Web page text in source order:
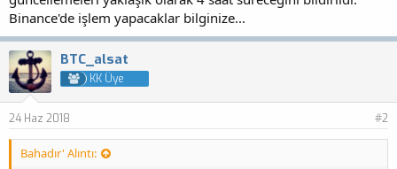
Binance'de işlem yapacaklar bilginize...
BTC_alsat
KK Üye
24 Haz 2018 #2
Bahadır' Alıntı: